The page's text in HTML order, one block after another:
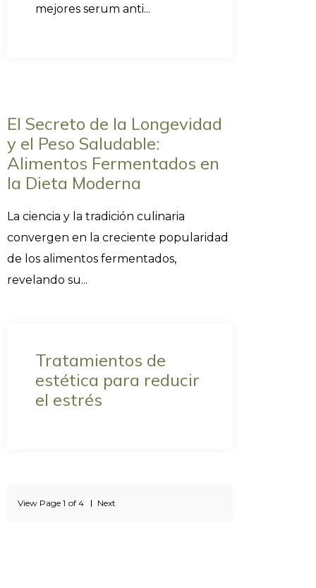
mejores serum anti...
El Secreto de la Longevidad
y el Peso Saludable:
Alimentos Fermentados en
la Dieta Moderna
La ciencia y la tradición culinaria
convergen en la creciente popularidad
de los alimentos fermentados,
revelando su...
Tratamientos de
estética para reducir
el estrés
View Page 1 of 4 Next